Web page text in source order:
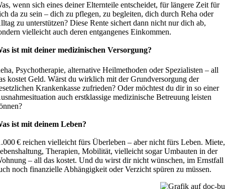
wenn sich eines deiner Elternteile entscheidet, für längere Zeit für
da zu sein – dich zu pflegen, zu begleiten, dich durch Reha oder
zu unterstützen? Diese Rente sichert dann nicht nur dich ab,
vielleicht auch deren entgangenes Einkommen.
ist mit deiner medizinischen Versorgung?
Psychotherapie, alternative Heilmethoden oder Spezialisten – all
kostet Geld. Wärst du wirklich mit der Grundversorgung der
Krankenkasse zufrieden? Odermöchtest du dir in so einer
auch erstklassige medizinische Betreuung leisten
ist mit deinem Leben?
€ reichen vielleicht fürs Überleben – aber nicht fürs Leben. Miete,
Therapien, Mobilität, vielleicht sogar Umbauten in der
– all das kostet. Und du wirst dir nicht wünschen, im Ernstfall
noch finanzielle Abhängigkeit oder Verzicht spüren zu müssen.